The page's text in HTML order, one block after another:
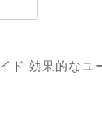
ド 効果的なユ